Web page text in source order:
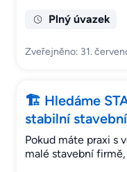
Plný úvazek
Zveřejněno: 31.
🏗 Hledáme
stabilní
Pokud máte praxi s
malé stavební